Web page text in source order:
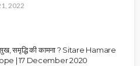
2022
| सुख, समृद्धि की कामना ? Sitare Hamare
| 17 December 2020